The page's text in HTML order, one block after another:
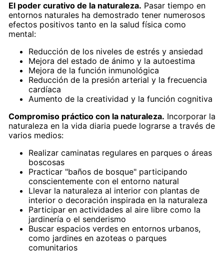
El poder curativo de la naturaleza. Pasar tiempo en
entornos naturales ha demostrado tener numerosos
efectos positivos tanto en la salud física como
mental:
Reducción de los niveles de estrés y ansiedad
Mejora del estado de ánimo y la autoestima
Mejora de la función inmunológica
Reducción de la presión arterial y la frecuencia
cardíaca
Aumento de la creatividad y la función cognitiva
Compromiso práctico con la naturaleza. Incorporar la
naturaleza en la vida diaria puede lograrse a través de
varios medios:
Realizar caminatas regulares en parques o áreas
boscosas
Practicar "baños de bosque" participando
conscientemente con el entorno natural
Llevar la naturaleza al interior con plantas de
interior o decoración inspirada en la naturaleza
Participar en actividades al aire libre como la
jardinería o el senderismo
Buscar espacios verdes en entornos urbanos,
como jardines en azoteas o parques
comunitarios